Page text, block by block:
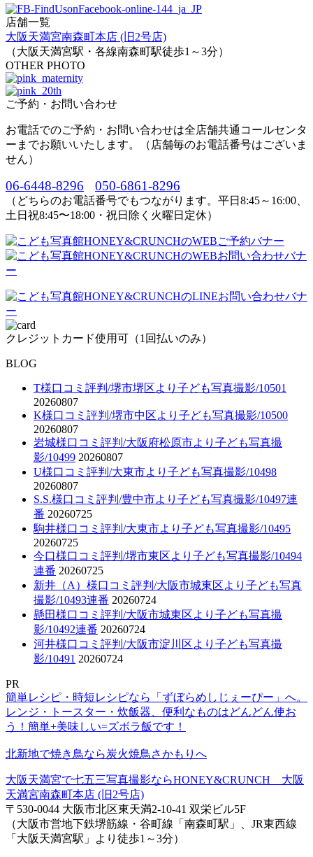
店舗一覧
大阪天満宮南森町本店 (旧2号店)
（大阪天満宮駅・各線南森町駅徒歩1～3分）
OTHER PHOTO
ご予約・お問い合わせ
お電話でのご予約・お問い合わせは全店舗共通コールセンタ
ーまでお願いいたします。（店舗毎のお電話番号はございま
せん）
06-6448-8296 050-6861-8296
（どちらのお電話番号でもつながります。平日8:45～16:00、
土日祝8:45〜18:00・祝日除く火曜日定休）
クレジットカード使用可（1回払いのみ）
BLOG
T様口コミ評判/堺市堺区より子ども写真撮影/10501
20260807
K様口コミ評判/堺市中区より子ども写真撮影/10500
20260807
岩城様口コミ評判/大阪府松原市より子ども写真撮
影/10499 20260807
U様口コミ評判/大東市より子ども写真撮影/10498
20260807
S.S.様口コミ評判/豊中市より子ども写真撮影/10497連
番 20260725
駒井様口コミ評判/大東市より子ども写真撮影/10495
20260725
今口様口コミ評判/堺市東区より子ども写真撮影/10494
連番 20260725
新井（A）様口コミ評判/大阪市城東区より子ども写真
撮影/10493連番 20260724
懸田様口コミ評判/大阪市城東区より子ども写真撮
影/10492連番 20260724
河井様口コミ評判/大阪市淀川区より子ども写真撮
影/10491 20260724
PR
簡単レシピ・時短レシピなら「ずぼらめしじぇーぴー」へ。
レンジ・トースター・炊飯器、便利なものはどんどん使お
う！簡単+美味しい=ズボラ飯です！
北新地で焼き鳥なら炭火焼鳥さかもりへ
大阪天満宮で七五三写真撮影ならHONEY&CRUNCH 大阪
天満宮南森町本店 (旧2号店)
〒530-0044 大阪市北区東天満2-10-41 双栄ビル5F
（大阪市営地下鉄堺筋線・谷町線「南森町駅」、JR東西線
「大阪天満宮駅」より徒歩1～3分）